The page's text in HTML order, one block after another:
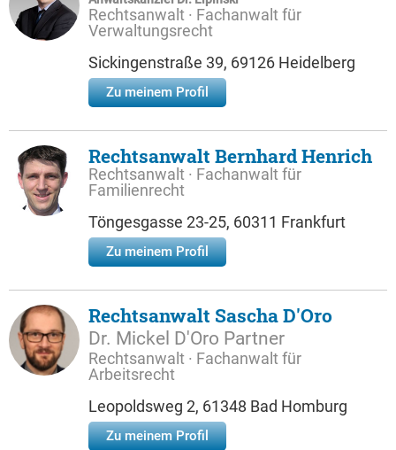
Rechtsanwalt · Fachanwalt für
Verwaltungsrecht
Sickingenstraße 39, 69126 Heidelberg
Zu meinem Profil
Rechtsanwalt Bernhard Henrich
Rechtsanwalt · Fachanwalt für
Familienrecht
Töngesgasse 23-25, 60311 Frankfurt
Zu meinem Profil
Rechtsanwalt Sascha D'Oro
Dr. Mickel D'Oro Partner
Rechtsanwalt · Fachanwalt für
Arbeitsrecht
Leopoldsweg 2, 61348 Bad Homburg
Zu meinem Profil